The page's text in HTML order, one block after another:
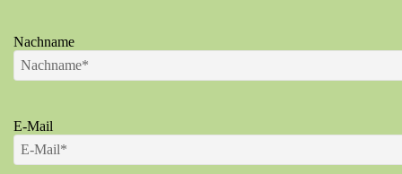
Nachname
E-Mail